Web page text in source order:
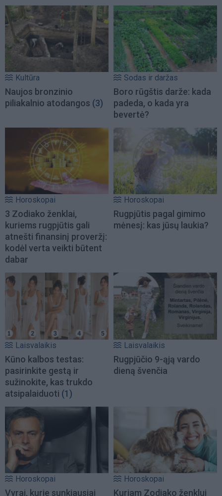
Kultūra
Naujos bronzinio
piliakalnio atodangos (3)
Sodas ir daržas
Boro rūgštis darže: kada
padeda, o kada yra
bevertė?
Horoskopai
3 Zodiako ženklai,
kuriems rugpjūtis gali
atnešti finansinį proveržį:
kodėl verta veikti būtent
dabar
Horoskopai
Rugpjūtis pagal gimimo
mėnesį: kas jūsų laukia?
Laisvalaikis
Kūno kalbos testas:
pasirinkite gestą ir
sužinokite, kas trukdo
atsipalaiduoti (1)
Laisvalaikis
Rugpjūčio 9-ąją vardo
dieną švenčia
Horoskopai
Vyrai, kurie sunkiausiai
Horoskopai
Kuriam Zodiako ženklui